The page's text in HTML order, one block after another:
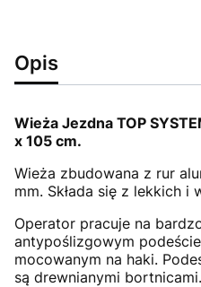
Opis
Wieża Jezdna TOP
x 105 cm.
Wieża zbudowana z rur
mm. Składa się z lekkich
Operator pracuje na
antypoślizgowym
mocowanym na haki.
są drewnianymi bortnicami.